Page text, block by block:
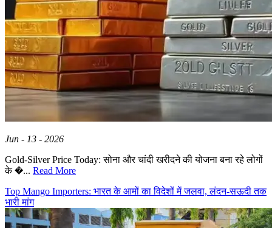
Jun - 13 - 2026
Gold-Silver Price Today: सोना और चांदी खरीदने की योजना बना रहे लोगों
के �... Read More
Top Mango Importers: भारत के आमों का विदेशों में जलवा, लंदन-सऊदी तक
भारी मांग